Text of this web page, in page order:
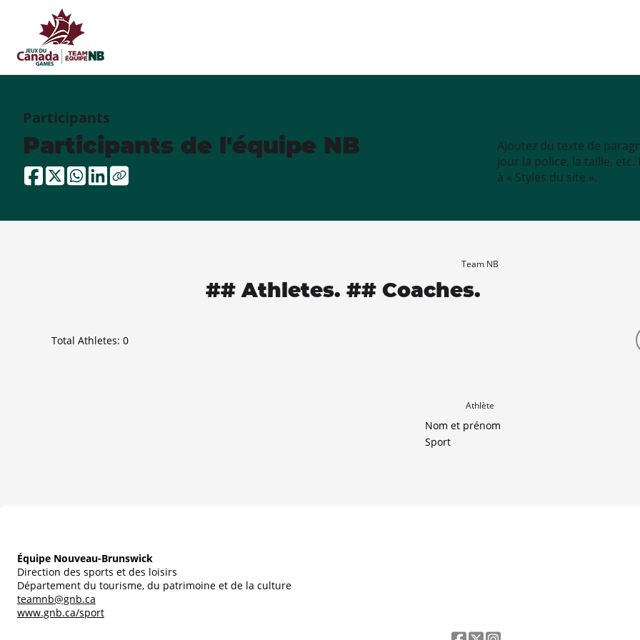
Participants
Participants de l'équipe NB
Ajoutez du texte de
jour la police, la taille,
à « Styles du site ».
Team NB
## Athletes. ## Coaches.
Total Athletes: 0
Athlète
Nom et prénom
Sport
Équipe Nouveau-Brunswick
Direction des sports et des loisirs
Département du tourisme, du patrimoine et de la culture
teamnb@gnb.ca
www.gnb.ca/sport